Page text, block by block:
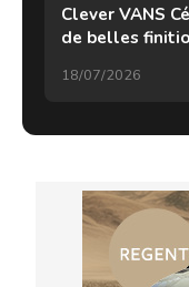
Clever VANS
de belles
18/07/2026